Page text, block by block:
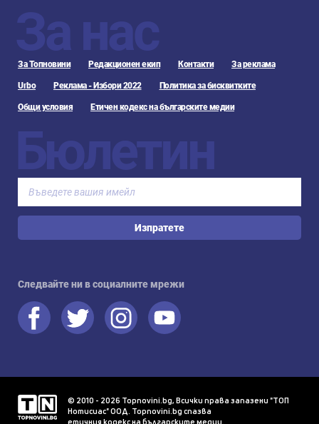
За нас
За Топновини Редакционен екип Контакти За реклама
Urbo Реклама - Избори 2022 Политика за бисквитките
Общи условия Етичен кодекс на българските медии
Бюлетин
Изпратете
Следвайте ни в социалните мрежи
© 2010 - 2026 Topnovini.bg, Всички права запазени "ТОП
Нотисиас" ООД. Topnovini.bg спазва
етичния кодекс на българските медии